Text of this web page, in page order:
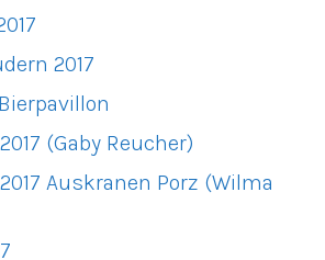
2017
(Gaby Reucher)
Auskranen Porz (Wilma